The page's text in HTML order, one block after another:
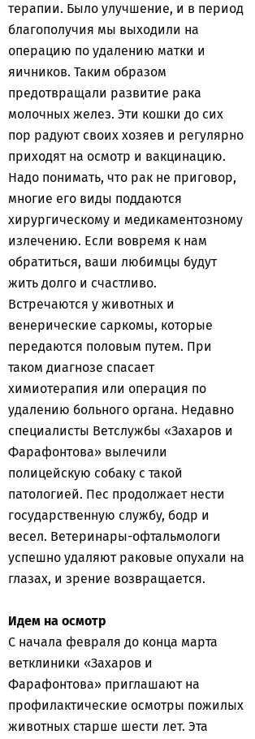
терапии. Было улучшение, и в период
благополучия мы выходили на
операцию по удалению матки и
яичников. Таким образом
предотвращали развитие рака
молочных желез. Эти кошки до сих
пор радуют своих хозяев и регулярно
приходят на осмотр и вакцинацию.
Надо понимать, что рак не приговор,
многие его виды поддаются
хирургическому и медикаментозному
излечению. Если вовремя к нам
обратиться, ваши любимцы будут
жить долго и счастливо.
Встречаются у животных и
венерические саркомы, которые
передаются половым путем. При
таком диагнозе спасает
химиотерапия или операция по
удалению больного органа. Недавно
специалисты Ветслужбы «Захаров и
Фарафонтова» вылечили
полицейскую собаку с такой
патологией. Пес продолжает нести
государственную службу, бодр и
весел. Ветеринары-офтальмологи
успешно удаляют раковые опухали на
глазах, и зрение возвращается.
Идем на осмотр
С начала февраля до конца марта
ветклиники «Захаров и
Фарафонтова» приглашают на
профилактические осмотры пожилых
животных старше шести лет. Эта